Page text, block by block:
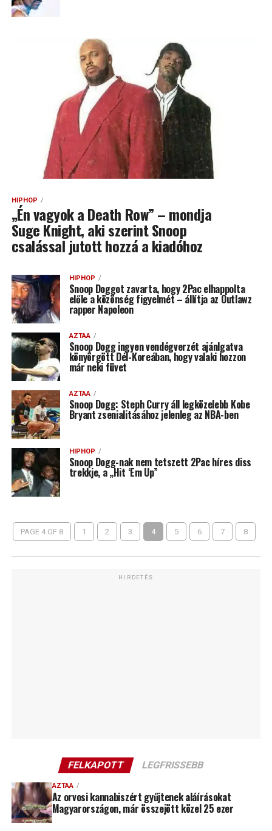
HIPHOP
„Én vagyok a Death Row” – mondja
Suge Knight, aki szerint Snoop
csalással jutott hozzá a kiadóhoz
HIPHOP
Snoop Doggot zavarta, hogy 2Pac elhappolta
előle a közönség figyelmét – állítja az Outlawz
rapper Napoleon
AZTAA
Snoop Dogg ingyen vendégverzét ajánlgatva
könyörgött Dél-Koreában, hogy valaki hozzon
már neki füvet
AZTAA
Snoop Dogg: Steph Curry áll legközelebb Kobe
Bryant zsenialitásához jelenleg az NBA-ben
HIPHOP
Snoop Dogg-nak nem tetszett 2Pac híres diss
trekkje, a „Hit ‘Em Up”
PAGE 4 OF 8 1 2 3 4 5 6 7 8
HIRDETÉS
FELKAPOTT LEGFRISSEBB
AZTAA
Az orvosi kannabiszért gyűjtenek aláírásokat
Magyarországon, már összejött közel 25 ezer